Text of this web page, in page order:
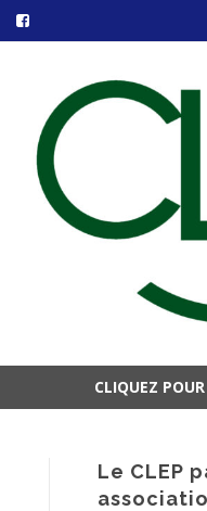
contenu
CLIQUEZ
Le CLEP